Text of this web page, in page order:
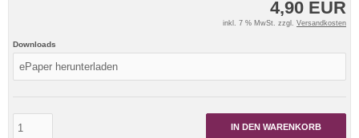
4,90 EUR
inkl. 7 % MwSt. zzgl. Versandkosten
Downloads
IN DEN WARENKORB